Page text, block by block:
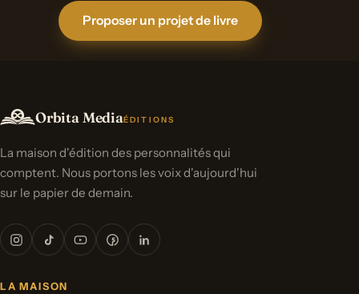
Proposer un projet de livre
Orbita MediaÉDITIONS
La maison d'édition des personnalités qui
comptent. Nous portons les voix d'aujourd'hui
sur le papier de demain.
LA MAISON